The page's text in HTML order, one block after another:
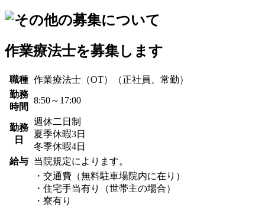
作業療法士を募集します
職種 作業療法士（OT）（正社員、常勤）
勤務
時間
8:50～17:00
勤務
日
週休二日制
夏季休暇3日
冬季休暇4日
給与 当院規定によります。
・交通費（無料駐車場院内に在り）
・住宅手当有り（世帯主の場合）
・寮有り